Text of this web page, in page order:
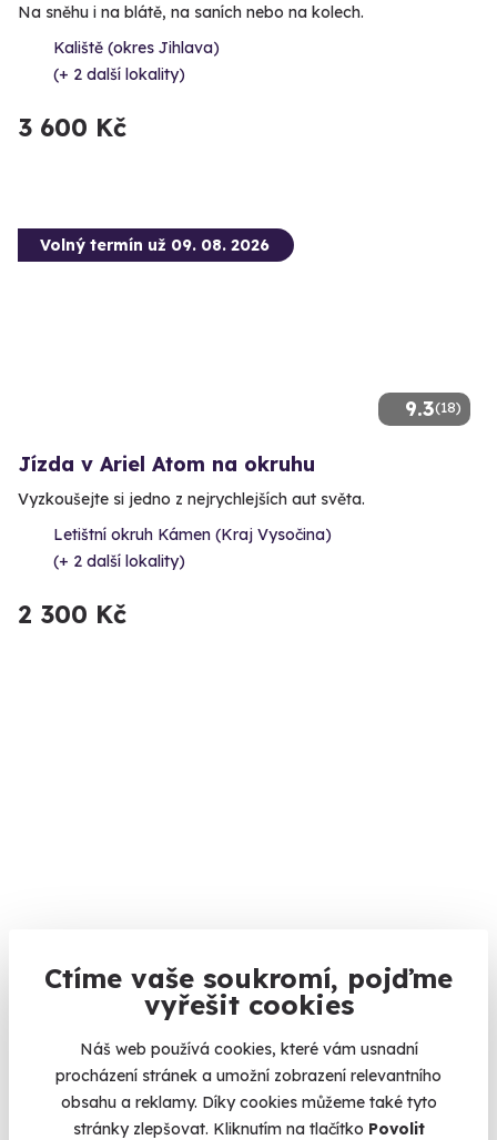
Ctíme vaše soukromí, pojďme
vyřešit cookies
Náš web používá cookies, které vám usnadní
procházení stránek a umožní zobrazení relevantního
obsahu a reklamy. Díky cookies můžeme také tyto
stránky zlepšovat. Kliknutím na tlačítko Povolit
Na sněhu i na blátě, na saních nebo na kolech.
Kaliště (okres Jihlava)
(+ 2 další lokality)
3 600 Kč
9.3(18)
Volný termín už 09. 08. 2026
Jízda v Ariel Atom na okruhu
Vyzkoušejte si jedno z nejrychlejších aut světa.
Letištní okruh Kámen (Kraj Vysočina)
(+ 2 další lokality)
2 300 Kč
Mushing v létě i v zimě
Kaliště (okres Jihlava)
(+ 1 další lokalita)
3 750 Kč